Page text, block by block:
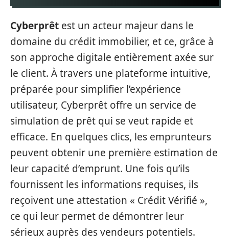
Cyberprêt est un acteur majeur dans le
domaine du crédit immobilier, et ce, grâce à
son approche digitale entièrement axée sur
le client. À travers une plateforme intuitive,
préparée pour simplifier l’expérience
utilisateur, Cyberprêt offre un service de
simulation de prêt qui se veut rapide et
efficace. En quelques clics, les emprunteurs
peuvent obtenir une première estimation de
leur capacité d’emprunt. Une fois qu’ils
fournissent les informations requises, ils
reçoivent une attestation « Crédit Vérifié »,
ce qui leur permet de démontrer leur
sérieux auprès des vendeurs potentiels.